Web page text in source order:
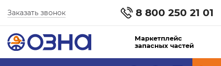
8 800 250 21 01
Заказать звонок
Маркетплейс
запасных частей